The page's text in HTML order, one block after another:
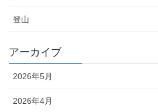
登山
アーカイブ
2026年5月
2026年4月